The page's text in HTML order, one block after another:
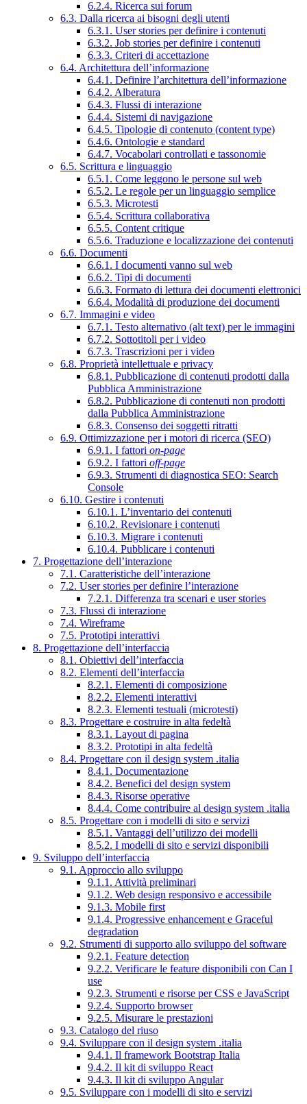
6.2.4. Ricerca sui forum
6.3. Dalla ricerca ai bisogni degli utenti
6.3.1. User stories per definire i contenuti
6.3.2. Job stories per definire i contenuti
6.3.3. Criteri di accettazione
6.4. Architettura dell’informazione
6.4.1. Definire l’architettura dell’informazione
6.4.2. Alberatura
6.4.3. Flussi di interazione
6.4.4. Sistemi di navigazione
6.4.5. Tipologie di contenuto (content type)
6.4.6. Ontologie e standard
6.4.7. Vocabolari controllati e tassonomie
6.5. Scrittura e linguaggio
6.5.1. Come leggono le persone sul web
6.5.2. Le regole per un linguaggio semplice
6.5.3. Microtesti
6.5.4. Scrittura collaborativa
6.5.5. Content critique
6.5.6. Traduzione e localizzazione dei contenuti
6.6. Documenti
6.6.1. I documenti vanno sul web
6.6.2. Tipi di documenti
6.6.3. Formato di lettura dei documenti elettronici
6.6.4. Modalità di produzione dei documenti
6.7. Immagini e video
6.7.1. Testo alternativo (alt text) per le immagini
6.7.2. Sottotitoli per i video
6.7.3. Trascrizioni per i video
6.8. Proprietà intellettuale e privacy
6.8.1. Pubblicazione di contenuti prodotti dalla
Pubblica Amministrazione
6.8.2. Pubblicazione di contenuti non prodotti
dalla Pubblica Amministrazione
6.8.3. Consenso dei soggetti ritratti
6.9. Ottimizzazione per i motori di ricerca (SEO)
6.9.1. I fattori on-page
6.9.2. I fattori off-page
6.9.3. Strumenti di diagnostica SEO: Search
Console
6.10. Gestire i contenuti
6.10.1. L’inventario dei contenuti
6.10.2. Revisionare i contenuti
6.10.3. Migrare i contenuti
6.10.4. Pubblicare i contenuti
7. Progettazione dell’interazione
7.1. Caratteristiche dell’interazione
7.2. User stories per definire l’interazione
7.2.1. Differenza tra scenari e user stories
7.3. Flussi di interazione
7.4. Wireframe
7.5. Prototipi interattivi
8. Progettazione dell’interfaccia
8.1. Obiettivi dell’interfaccia
8.2. Elementi dell’interfaccia
8.2.1. Elementi di composizione
8.2.2. Elementi interattivi
8.2.3. Elementi testuali (microtesti)
8.3. Progettare e costruire in alta fedeltà
8.3.1. Layout di pagina
8.3.2. Prototipi in alta fedeltà
8.4. Progettare con il design system .italia
8.4.1. Documentazione
8.4.2. Benefici del design system
8.4.3. Risorse operative
8.4.4. Come contribuire al design system .italia
8.5. Progettare con i modelli di sito e servizi
8.5.1. Vantaggi dell’utilizzo dei modelli
8.5.2. I modelli di sito e servizi disponibili
9. Sviluppo dell’interfaccia
9.1. Approccio allo sviluppo
9.1.1. Attività preliminari
9.1.2. Web design responsivo e accessibile
9.1.3. Mobile first
9.1.4. Progressive enhancement e Graceful
degradation
9.2. Strumenti di supporto allo sviluppo del software
9.2.1. Feature detection
9.2.2. Verificare le feature disponibili con Can I
use
9.2.3. Strumenti e risorse per CSS e JavaScript
9.2.4. Supporto browser
9.2.5. Misurare le prestazioni
9.3. Catalogo del riuso
9.4. Sviluppare con il design system .italia
9.4.1. Il framework Bootstrap Italia
9.4.2. Il kit di sviluppo React
9.4.3. Il kit di sviluppo Angular
9.5. Sviluppare con i modelli di sito e servizi